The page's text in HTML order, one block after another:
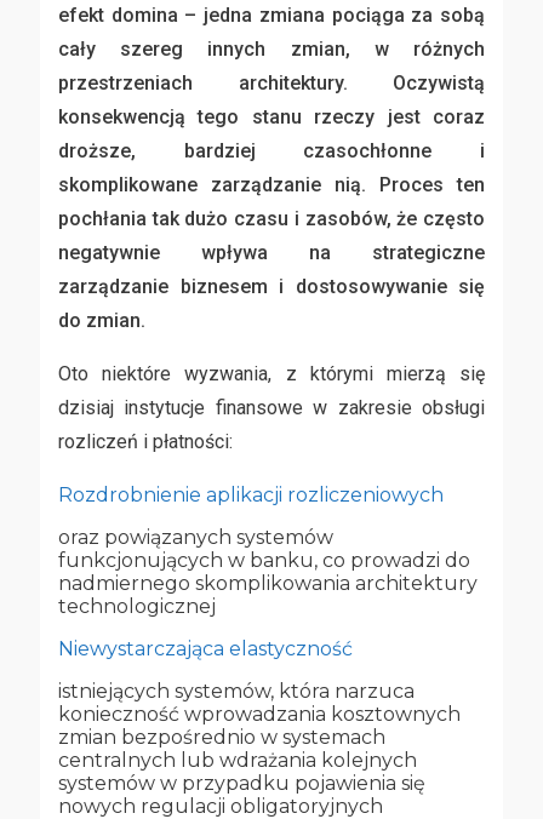
efekt domina – jedna zmiana pociąga za sobą
cały szereg innych zmian, w różnych
przestrzeniach architektury. Oczywistą
konsekwencją tego stanu rzeczy jest coraz
droższe, bardziej czasochłonne i
skomplikowane zarządzanie nią. Proces ten
pochłania tak dużo czasu i zasobów, że często
negatywnie wpływa na strategiczne
zarządzanie biznesem i dostosowywanie się
do zmian.
Oto niektóre wyzwania, z którymi mierzą się
dzisiaj instytucje finansowe w zakresie obsługi
rozliczeń i płatności:
Rozdrobnienie aplikacji rozliczeniowych
oraz powiązanych systemów
funkcjonujących w banku, co prowadzi do
nadmiernego skomplikowania architektury
technologicznej
Niewystarczająca elastyczność
istniejących systemów, która narzuca
konieczność wprowadzania kosztownych
zmian bezpośrednio w systemach
centralnych lub wdrażania kolejnych
systemów w przypadku pojawienia się
nowych regulacji obligatoryjnych